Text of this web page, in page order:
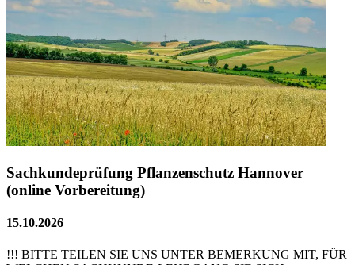
Sachkundeprüfung Pflanzenschutz Hannover
(online Vorbereitung)
15.10.2026
!!! BITTE TEILEN SIE UNS UNTER BEMERKUNG MIT, FÜR